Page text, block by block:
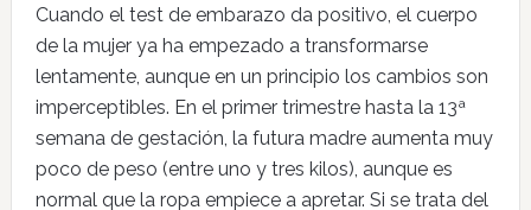
Cuando el test de embarazo da positivo, el cuerpo
de la mujer ya ha empezado a transformarse
lentamente, aunque en un principio los cambios son
imperceptibles. En el primer trimestre hasta la 13ª
semana de gestación, la futura madre aumenta muy
poco de peso (entre uno y tres kilos), aunque es
normal que la ropa empiece a apretar. Si se trata del